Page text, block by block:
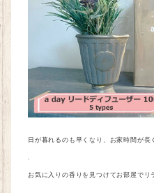
日が暮れるのも早くなり、お家時間が長
.
お気に入りの香りを見つけてお部屋でリ